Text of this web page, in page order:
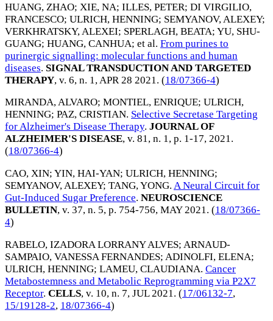
HUANG, ZHAO; XIE, NA; ILLES, PETER; DI VIRGILIO,
FRANCESCO; ULRICH, HENNING; SEMYANOV, ALEXEY;
VERKHRATSKY, ALEXEI; SPERLAGH, BEATA; YU, SHU-
GUANG; HUANG, CANHUA; et al. From purines to
purinergic signalling: molecular functions and human
diseases. SIGNAL TRANSDUCTION AND TARGETED
THERAPY, v. 6, n. 1, APR 28 2021 . (18/07366-4)
MIRANDA, ALVARO; MONTIEL, ENRIQUE; ULRICH,
HENNING; PAZ, CRISTIAN. Selective Secretase Targeting
for Alzheimer's Disease Therapy. JOURNAL OF
ALZHEIMER'S DISEASE, v. 81, n. 1, p. 1-17, 2021.
(18/07366-4)
CAO, XIN; YIN, HAI-YAN; ULRICH, HENNING;
SEMYANOV, ALEXEY; TANG, YONG. A Neural Circuit for
Gut-Induced Sugar Preference. NEUROSCIENCE
BULLETIN, v. 37, n. 5, p. 754-756, MAY 2021. (18/07366-
4)
RABELO, IZADORA LORRANY ALVES; ARNAUD-
SAMPAIO, VANESSA FERNANDES; ADINOLFI, ELENA;
ULRICH, HENNING; LAMEU, CLAUDIANA. Cancer
Metabostemness and Metabolic Reprogramming via P2X7
Receptor. CELLS, v. 10, n. 7, JUL 2021. (17/06132-7,
15/19128-2, 18/07366-4)